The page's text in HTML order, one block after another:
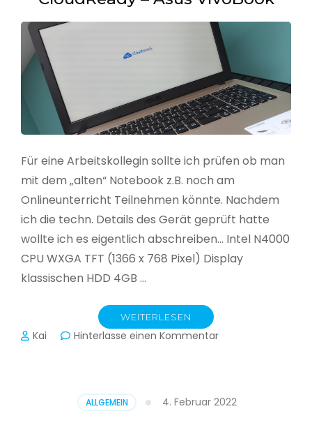
Für eine Arbeitskollegin sollte ich prüfen ob man
mit dem „alten“ Notebook z.B. noch am
Onlineunterricht Teilnehmen könnte. Nachdem
ich die techn. Details des Gerät geprüft hatte
wollte ich es eigentlich abschreiben… Intel N4000
CPU WXGA TFT (1366 x 768 Pixel) Display
klassischen HDD 4GB …
WEITERLESEN
Kai Hinterlasse einen Kommentarzu
ALLGEMEIN 4. Februar 2022